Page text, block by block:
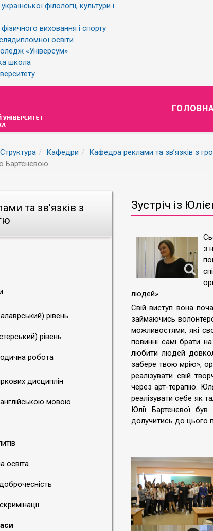
філології, культури і
виховання і спорту
освіти
«Універсум»
школа
Структура Кафедри Кафедра реклами та зв’язків з
Бартєнєвою
та зв’язків з
рівень
рівень
робота
дисциплін
мовою
освіта
Зустріч із
з
людей».
Свій виступ вона
займаючись
можливостями, які
повинні самі брати
любити людей
забере твою мрію»,
реалізувати свій
через арт-терапію.
реалізувати себе як
Юлії Бартєнєвої
долучитись до цього